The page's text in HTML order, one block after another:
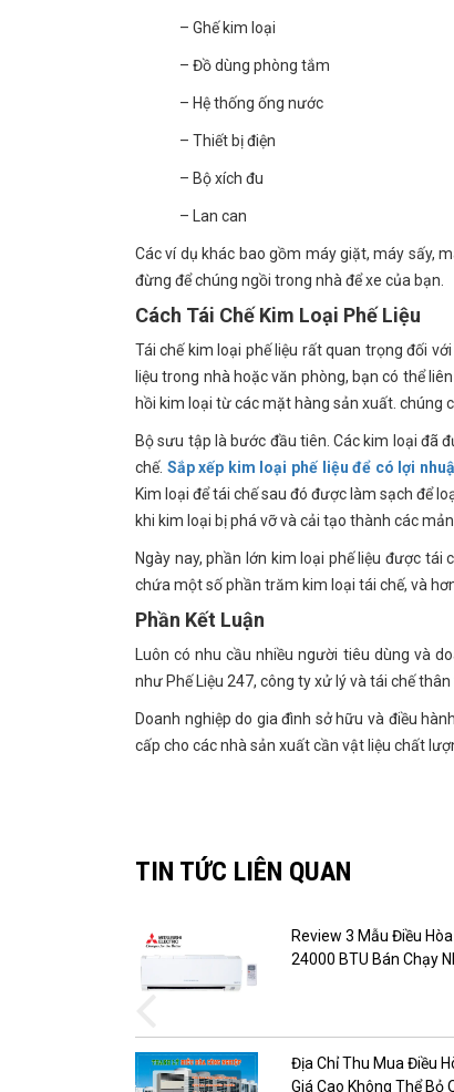
– Ghế kim loại
– Đồ dùng phòng tắm
– Hệ thống ống nước
– Thiết bị điện
– Bộ xích đu
– Lan can
Các ví dụ khác bao gồm máy giặt, máy sấy,
đừng để chúng ngồi trong nhà để xe của bạn.
Cách Tái Chế Kim Loại Phế Liệu
Tái chế kim loại phế liệu rất quan trọng đối
liệu trong nhà hoặc văn phòng, bạn có thể
hồi kim loại từ các mặt hàng sản xuất. chúng
Bộ sưu tập là bước đầu tiên. Các kim loại đã
chế. Sắp xếp kim loại phế liệu để có lợi
Kim loại để tái chế sau đó được làm sạch để
khi kim loại bị phá vỡ và cải tạo thành các
Ngày nay, phần lớn kim loại phế liệu được
chứa một số phần trăm kim loại tái chế, và
Phần Kết Luận
Luôn có nhu cầu nhiều người tiêu dùng và
như Phế Liệu 247, công ty xử lý và tái chế
Doanh nghiệp do gia đình sở hữu và điều
cấp cho các nhà sản xuất cần vật liệu chất
TIN TỨC LIÊN QUAN
Review 3 Mẫu Điều
24000 BTU Bán Chạy
Địa Chỉ Thu Mua Điều
Giá Cao Không Thể Bỏ